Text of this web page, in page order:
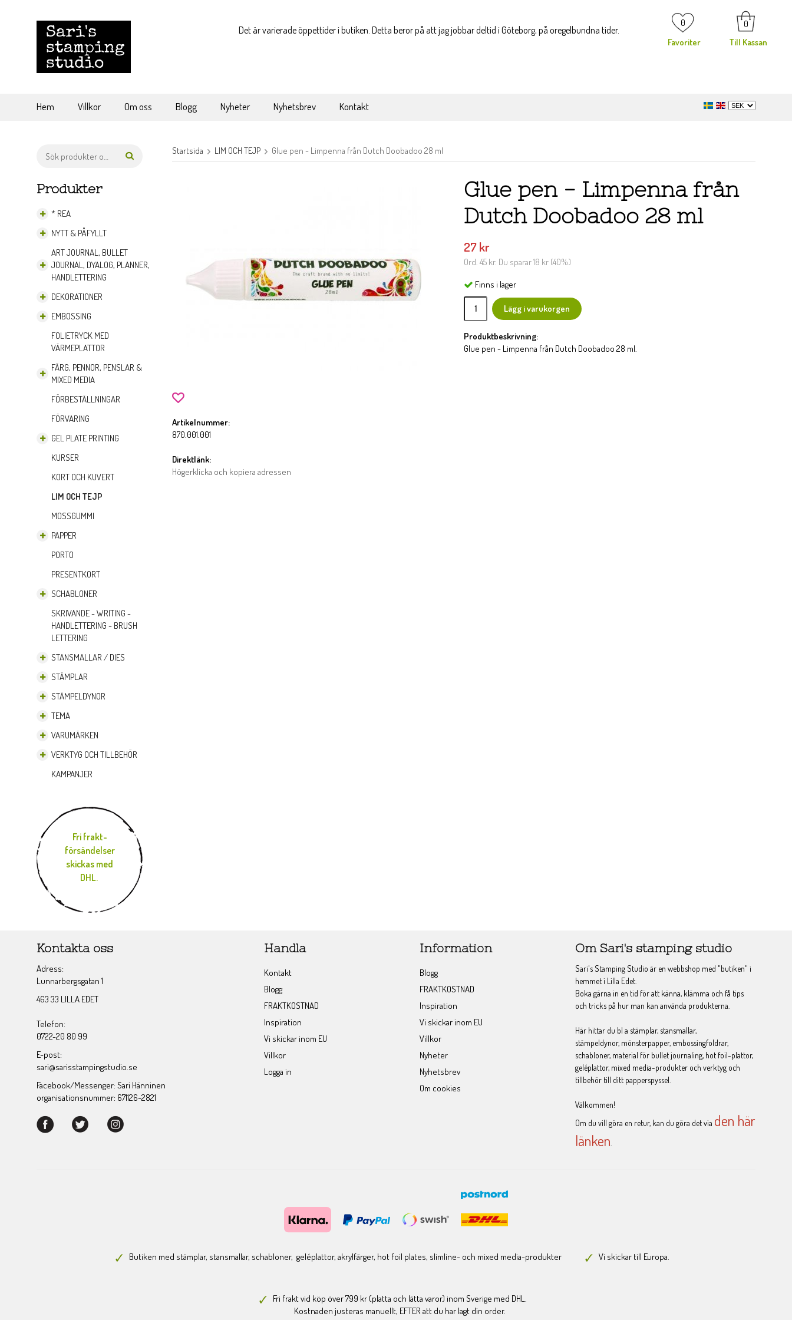
0
Favoriter
0
Till Kassan
Det är varierade öppettider i butiken. Detta beror på att jag jobbar deltid i Göteborg, på oregelbundna tider.
Hem Villkor Om oss Blogg Nyheter Nyhetsbrev Kontakt
Produkter
* REA
NYTT & PÅFYLLT
ART JOURNAL, BULLET
JOURNAL, DYALOG, PLANNER,
HANDLETTERING
DEKORATIONER
EMBOSSING
FOLIETRYCK MED
VÄRMEPLATTOR
FÄRG, PENNOR, PENSLAR &
MIXED MEDIA
FÖRBESTÄLLNINGAR
FÖRVARING
GEL PLATE PRINTING
KURSER
KORT OCH KUVERT
LIM OCH TEJP
MOSSGUMMI
PAPPER
PORTO
PRESENTKORT
SCHABLONER
SKRIVANDE - WRITING -
HANDLETTERING - BRUSH
LETTERING
STANSMALLAR / DIES
STÄMPLAR
STÄMPELDYNOR
TEMA
VARUMÄRKEN
VERKTYG OCH TILLBEHÖR
KAMPANJER
Fri frakt-
försändelser
skickas med
DHL.
Startsida LIM OCH TEJP Glue pen - Limpenna från Dutch Doobadoo 28 ml
Glue pen - Limpenna från
Dutch Doobadoo 28 ml
27 kr
Ord. 45 kr. Du sparar18 kr (40%)
Finns i lager
Lägg i varukorgen
Produktbeskrivning:
Glue pen - Limpenna från Dutch Doobadoo 28 ml.
Artikelnummer:
870.001.001
Direktlänk:
Högerklicka och kopiera adressen
Kontakta oss
Adress:
Lunnarbergsgatan 1
463 33 LILLA EDET
Telefon:
0722-20 80 99
E-post:
sari@sarisstampingstudio.se
Facebook/Messenger: Sari Hänninen
organisationsnummer: 671126-2821
Handla
Kontakt
Blogg
FRAKTKOSTNAD
Inspiration
Vi skickar inom EU
Villkor
Logga in
Information
Blogg
FRAKTKOSTNAD
Inspiration
Vi skickar inom EU
Villkor
Nyheter
Nyhetsbrev
Om cookies
Om Sari's stamping studio
Sari's Stamping Studio är en webbshop med "butiken" i
hemmet i Lilla Edet.
Boka gärna in en tid för att känna, klämma och få tips
och tricks på hur man kan använda produkterna.
Här hittar du bl a stämplar, stansmallar,
stämpeldynor, mönsterpapper, embossingfoldrar,
schabloner, material för bullet journaling, hot foil-plattor,
geléplattor, mixed media-produkter och verktyg och
tillbehör till ditt papperspyssel.
Välkommen!
Om du vill göra en retur, kan du göra det via den här
länken
Butiken med stämplar, stansmallar, schabloner, geléplattor, akrylfärger, hot foil plates, slimline- och mixed media-produkter Vi skickar till Europa.
Fri frakt vid köp över 799 kr (platta och lätta varor) inom Sverige med DHL.
Kostnaden justeras manuellt, EFTER att du har lagt din order.